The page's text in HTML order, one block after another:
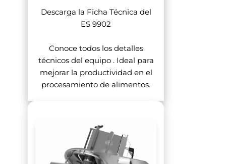
color. La serie ES 9000 está disponible
en una amplia variedad de módulos
impresora inferior.
Aspectos destacados del
producto
Diseño compacto e higiénico en
Conexión a red (sistema
independiente)
Descarga la Ficha Técnica del
ES 9902
Conoce todos los detalles
técnicos del equipo . Ideal para
mejorar la productividad en el
procesamiento de alimentos.